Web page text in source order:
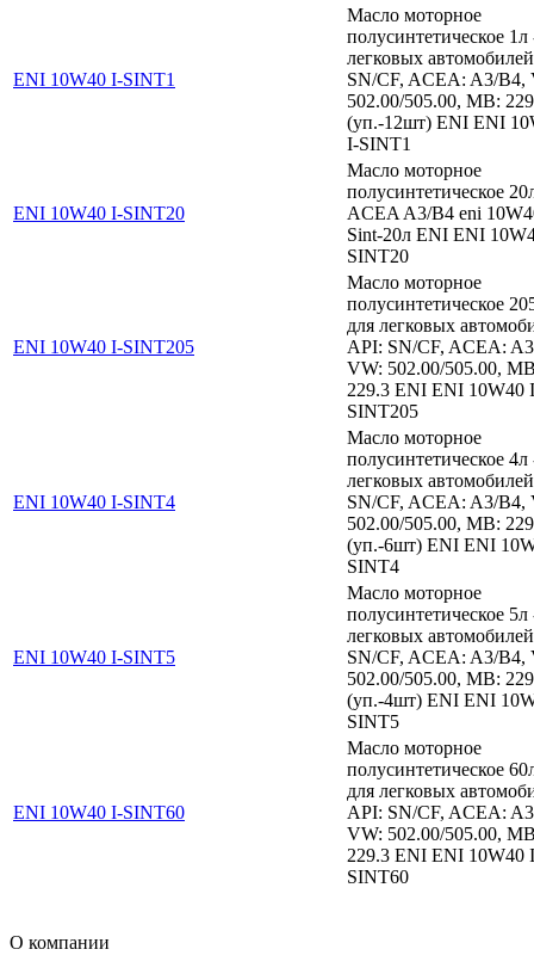
ENI 10W40 I-SINT1
Масло моторное
полусинтетическое 1л
легковых
SN/CF, ACEA: A3/B4,
502.00/505.00, MB:
(уп.-12шт) ENI ENI
I-SINT1
ENI 10W40 I-SINT20
Масло моторное
полусинтетическое
ACEA A3/B4 eni
Sint-20л ENI ENI
SINT20
ENI 10W40 I-SINT205
Масло моторное
полусинтетическое
для легковых
API: SN/CF, ACEA:
VW: 502.00/505.00,
229.3 ENI ENI 10W40
SINT205
ENI 10W40 I-SINT4
Масло моторное
полусинтетическое 4л
легковых
SN/CF, ACEA: A3/B4,
502.00/505.00, MB:
(уп.-6шт) ENI ENI
SINT4
ENI 10W40 I-SINT5
Масло моторное
полусинтетическое 5л
легковых
SN/CF, ACEA: A3/B4,
502.00/505.00, MB:
(уп.-4шт) ENI ENI
SINT5
ENI 10W40 I-SINT60
Масло моторное
полусинтетическое
для легковых
API: SN/CF, ACEA:
VW: 502.00/505.00,
229.3 ENI ENI 10W40
SINT60
О компании